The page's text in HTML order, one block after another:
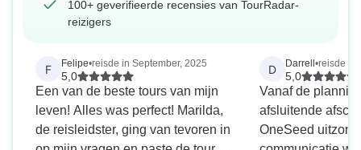
100+ geverifieerde recensies van TourRadar-
reizigers
F Felipe•reisde in September, 2025
5,0
Een van de beste tours van mijn
leven! Alles was perfect! Marilda,
de reisleidster, ging van tevoren in
D Darrell •reisde in
5,0
Vanaf de
afsluitende
OneSeed